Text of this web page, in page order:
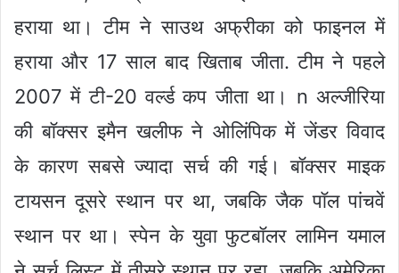
हराया था। टीम ने साउथ अफ्रीका को फाइनल में
हराया और 17 साल बाद खिताब जीता. टीम ने पहले
2007 में टी-20 वर्ल्ड कप जीता था।
n अल्जीरिया
की बॉक्सर इमैन खलीफ ने ओलिंपिक में जेंडर विवाद
के कारण सबसे ज्यादा सर्च की गई। बॉक्सर माइक
टायसन दूसरे स्थान पर था, जबकि जैक पॉल पांचवें
स्थान पर था। स्पेन के युवा फुटबॉलर लामिन यमाल